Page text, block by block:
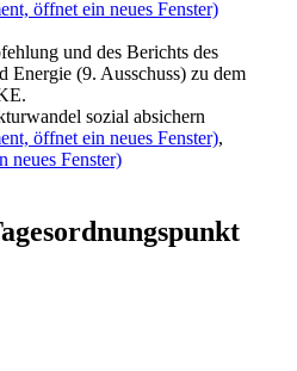
öffnet ein neues Fenster)
und des Berichts des
Energie (9. Ausschuss) zu dem
sozial absichern
öffnet ein neues Fenster),
neues Fenster)